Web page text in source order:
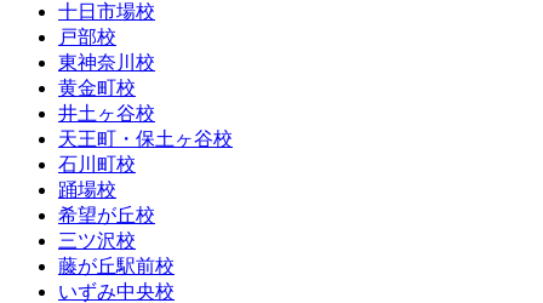
十日市場校
戸部校
東神奈川校
黄金町校
井土ヶ谷校
天王町・保土ヶ谷校
石川町校
踊場校
希望が丘校
三ツ沢校
藤が丘駅前校
いずみ中央校